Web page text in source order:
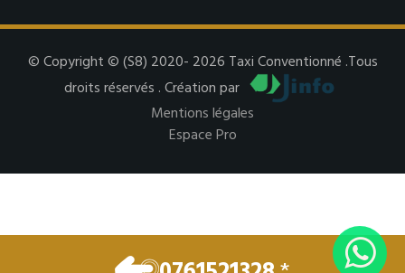
© Copyright © (S8) 2020- 2026 Taxi Conventionné .Tous
droits réservés . Création par
Mentions légales
Espace Pro